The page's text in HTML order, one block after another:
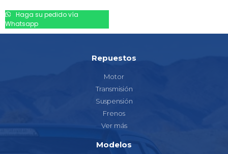
Haga su pedido vía
Whatsapp
Repuestos
Motor
Transmisión
Suspensión
Frenos
Ver más
Modelos